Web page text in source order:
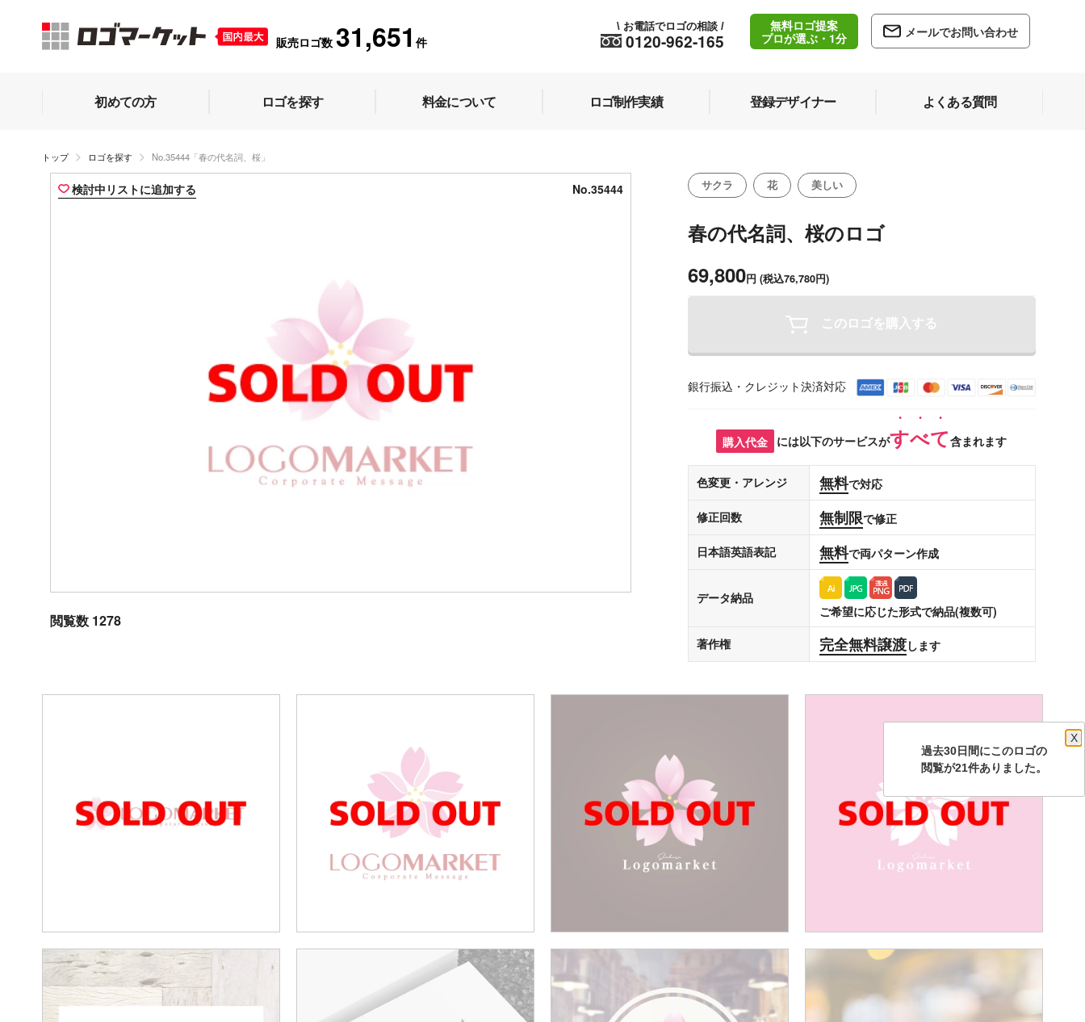
販売ロゴ数 31,651 件 0120-962-165
\ お電話でロゴの相談 /
無料ロゴ提案
プロが選ぶ・1分
メールでお問い合わせ
初めての方 ロゴを探す 料金について ロゴ制作実績 登録デザイナー よくある質問
トップ ロゴを探す No.35444「春の代名詞、桜」
検討中リストに追加する No.35444
閲覧数 1278
サクラ 花 美しい
春の代名詞、桜のロゴ
69,800円 (税込76,780円)
このロゴを購入する
銀行振込・クレジット決済対応
購入代金 には以下のサービスがすべて含まれます
色変更・アレンジ 無料で対応
修正回数 無制限で修正
日本語英語表記 無料で両パターン作成
データ納品
ご希望に応じた形式で納品(複数可)
著作権
完全無料譲渡します
過去30日間にこのロゴの
X
閲覧が21件ありました。